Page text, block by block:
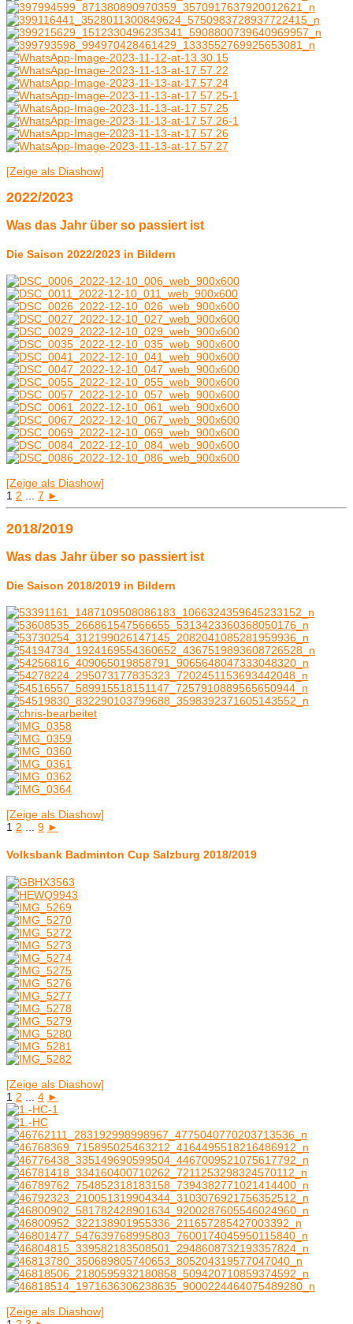
[Zeige als Diashow]
2022/2023
Was das Jahr über so passiert ist
Die Saison 2022/2023 in Bildern
[Zeige als Diashow]
1 2 ... 7 ►
2018/2019
Was das Jahr über so passiert ist
Die Saison 2018/2019 in Bildern
[Zeige als Diashow]
1 2 ... 9 ►
Volksbank Badminton Cup Salzburg 2018/2019
[Zeige als Diashow]
1 2 4 ►
[Zeige als Diashow]